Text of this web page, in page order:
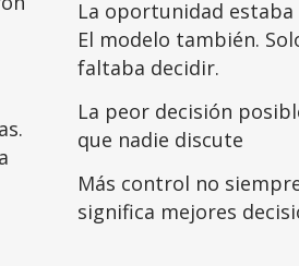
La oportunidad estaba
El modelo también.
faltaba decidir.
La peor decisión
que nadie discute
Más control no
significa mejores